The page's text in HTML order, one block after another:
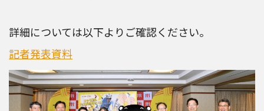
詳細については以下よりご確認ください。
記者発表資料